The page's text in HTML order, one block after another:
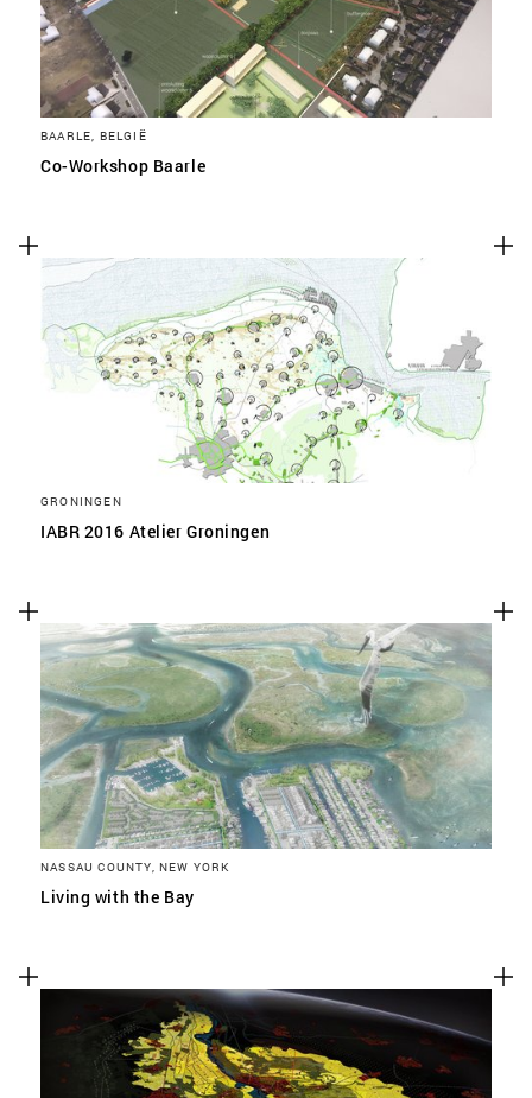
BAARLE, BELGIË
Co-Workshop Baarle
GRONINGEN
IABR 2016 Atelier Groningen
NASSAU COUNTY, NEW YORK
Living with the Bay